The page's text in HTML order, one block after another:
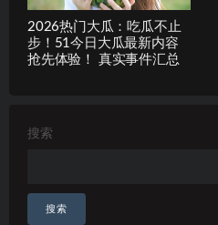
2026热门大瓜：吃瓜不止
步！51今日大瓜最新内容
抢先体验！ 真实事件汇总
搜索
搜索